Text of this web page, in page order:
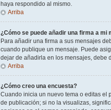
haya respondido al mismo.
Arriba
¿Cómo se puede añadir una firma a mi
Para añadir una firma a sus mensajes
cuando publique un mensaje. Puede
dejar de añadirla en los mensajes, debe
Arriba
¿Cómo creo una encuesta?
Cuando inicia un nuevo tema o editas el
de publicación; si no la visualizas,